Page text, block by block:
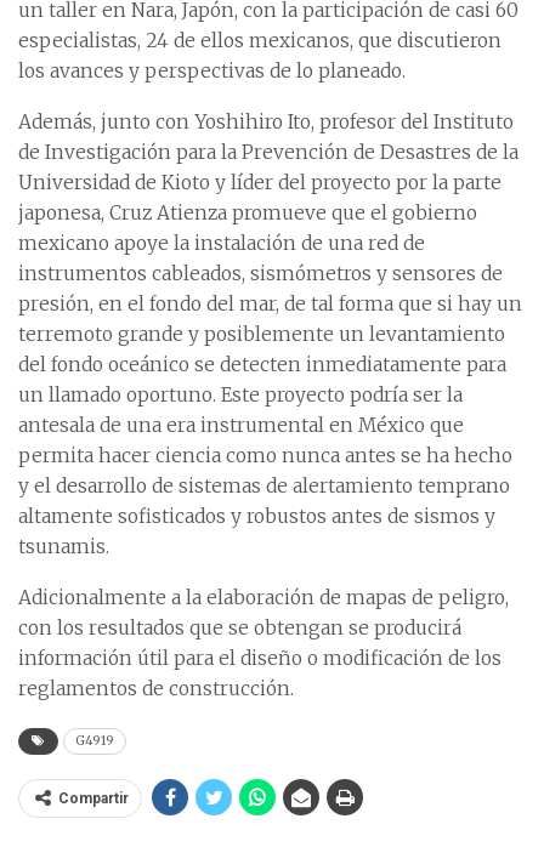
un taller en Nara, Japón, con la participación de casi 60
especialistas, 24 de ellos mexicanos, que discutieron
los avances y perspectivas de lo planeado.
Además, junto con Yoshihiro Ito, profesor del Instituto
de Investigación para la Prevención de Desastres de la
Universidad de Kioto y líder del proyecto por la parte
japonesa, Cruz Atienza promueve que el gobierno
mexicano apoye la instalación de una red de
instrumentos cableados, sismómetros y sensores de
presión, en el fondo del mar, de tal forma que si hay un
terremoto grande y posiblemente un levantamiento
del fondo oceánico se detecten inmediatamente para
un llamado oportuno. Este proyecto podría ser la
antesala de una era instrumental en México que
permita hacer ciencia como nunca antes se ha hecho
y el desarrollo de sistemas de alertamiento temprano
altamente sofisticados y robustos antes de sismos y
tsunamis.
Adicionalmente a la elaboración de mapas de peligro,
con los resultados que se obtengan se producirá
información útil para el diseño o modificación de los
reglamentos de construcción.
G4919
Compartir